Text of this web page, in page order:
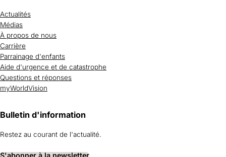
Actualités
Médias
À propos de nous
Carrière
Parrainage d'enfants
Aide d'urgence et de catastrophe
Questions et réponses
myWorldVision
Bulletin d'information
Restez au courant de l'actualité.
S'abonner à la newsletter